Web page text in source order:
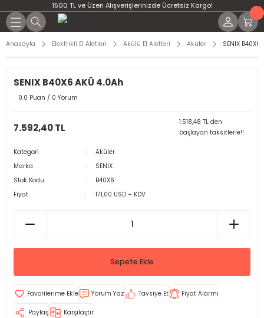
1500 TL ve Üzeri Alışverişlerinizde Ücretsiz Kargo!
Anasayfa Elektrikli El Aletleri Akülü El Aletleri Aküler SENIX B40X6
SENIX B40X6 AKÜ 4.0Ah
0.0 Puan / 0 Yorum
7.592,40 TL
1.518,48 TL den
başlayan taksitlerle!!
Kategori
Aküler
Marka
SENIX
Stok Kodu
B40X6
Fiyat
171,00 USD + KDV
Sepete Ekle
Yorum Yaz Tavsiye Et Fiyat Alarmı
Paylaş Karşılaştır